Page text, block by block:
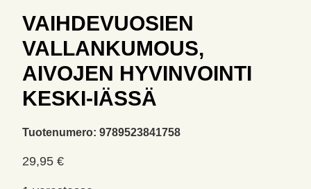
VAIHDEVUOSIEN
VALLANKUMOUS,
AIVOJEN HYVINVOINTI
KESKI-IÄSSÄ
Tuotenumero: 9789523841758
29,95 €